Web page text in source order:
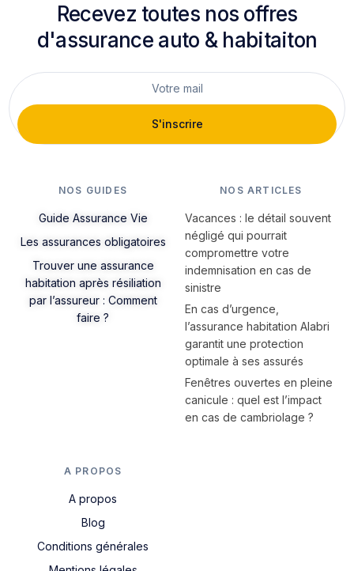
Recevez toutes nos offres
d'assurance auto & habitaiton
S'inscrire
NOS GUIDES
Guide Assurance Vie
Les assurances obligatoires
Trouver une assurance
habitation après résiliation
par l’assureur : Comment
faire ?
NOS ARTICLES
Vacances : le détail souvent
négligé qui pourrait
compromettre votre
indemnisation en cas de
sinistre
En cas d’urgence,
l’assurance habitation Alabri
garantit une protection
optimale à ses assurés
Fenêtres ouvertes en pleine
canicule : quel est l’impact
en cas de cambriolage ?
A PROPOS
A propos
Blog
Conditions générales